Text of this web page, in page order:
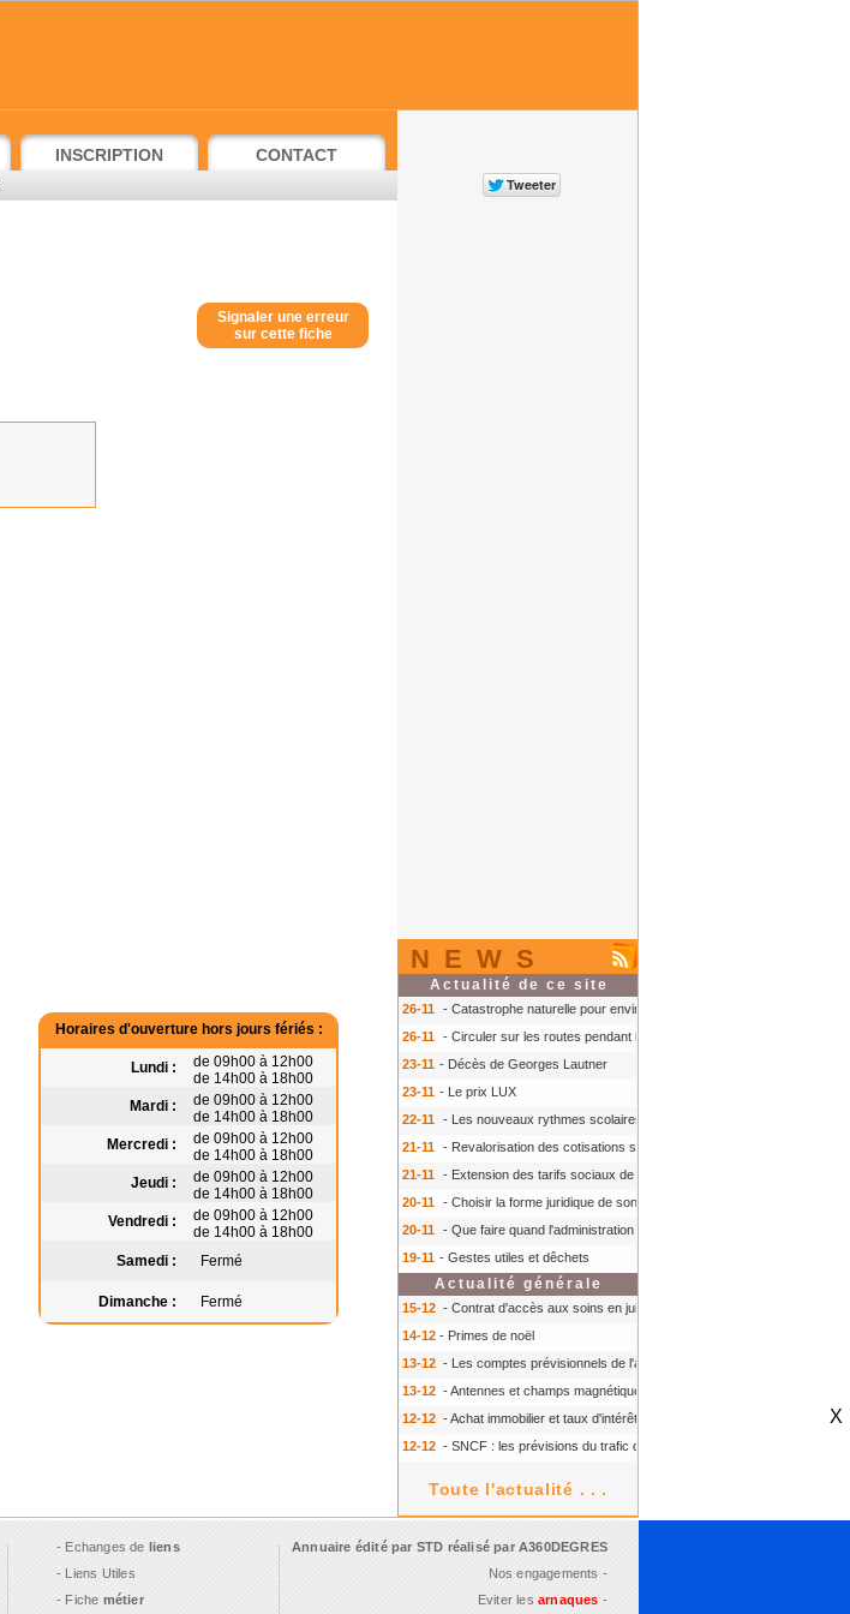
NEWS
Actualité de ce site
26-11 - Catastrophe naturelle pour environ 150 communes
26-11 - Circuler sur les routes pendant l'hiver
23-11 - Décès de Georges Lautner
23-11 - Le prix LUX
22-11 - Les nouveaux rythmes scolaires
21-11 - Revalorisation des cotisations sociales
21-11 - Extension des tarifs sociaux de l'électricité et du gaz
20-11 - Choisir la forme juridique de son entreprise
20-11 - Que faire quand l'administration ne répond pas?
19-11 - Gestes utiles et dêchets
Actualité générale
15-12 - Contrat d'accès aux soins en juillet 2013
14-12 - Primes de noël
13-12 - Les comptes prévisionnels de l'agriculture pour 2013
13-12 - Antennes et champs magnétiques
12-12 - Achat immobilier et taux d'intérêt du prêt
- Achat immobilier et taux
12-12 - SNCF : les prévisions du trafic du 11 au 13 décembre 2013
Toute l'actualité . . .
INSCRIPTION CONTACT
Signaler une erreur
sur cette fiche
Horaires d'ouverture hors jours fériés :
Lundi :
de 09h00 à 12h00
de 14h00 à 18h00
Mardi :
de 09h00 à 12h00
de 14h00 à 18h00
Mercredi :
de 09h00 à 12h00
de 14h00 à 18h00
Jeudi :
de 09h00 à 12h00
de 14h00 à 18h00
Vendredi :
de 09h00 à 12h00
de 14h00 à 18h00
Samedi :
Fermé
Dimanche : Fermé
- Echanges de liens
- Liens Utiles
- Fiche métier
Annuaire édité par STD réalisé par A360DEGRES
Nos engagements -
Eviter les arnaques -
X